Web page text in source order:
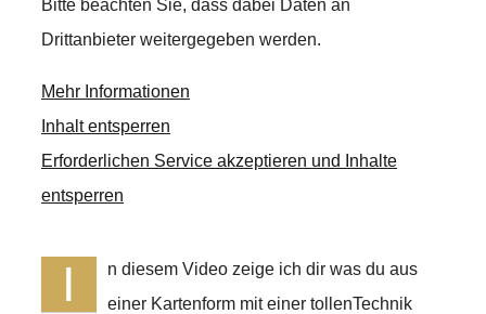
Bitte beachten Sie, dass dabei Daten an
Drittanbieter weitergegeben werden.
Mehr Informationen
Inhalt entsperren
Erforderlichen Service akzeptieren und Inhalte
entsperren
I
n diesem Video zeige ich dir was du aus
einer Kartenform mit einer tollenTechnik